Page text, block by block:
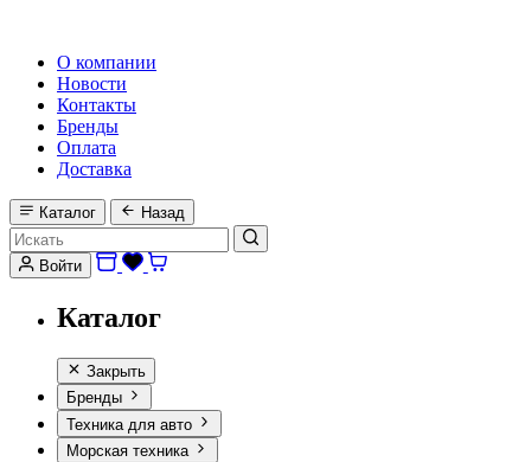
О компании
Новости
Контакты
Бренды
Оплата
Доставка
Каталог Назад
Войти
Каталог
Закрыть
Бренды
Техника для авто
Морская техника